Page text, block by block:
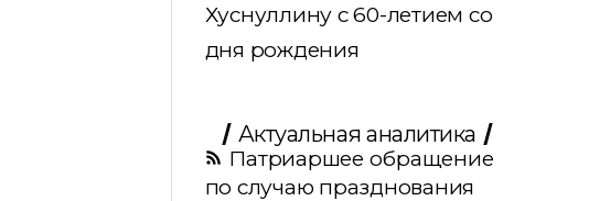
Хуснуллину с 60-летием со
дня рождения
Актуальная аналитика
Патриаршее обращение
по случаю празднования